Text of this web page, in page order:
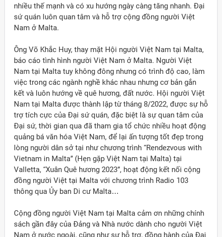
Việt Nam ở nước ngoài
nhiều thế mạnh và có xu hướng ngày càng tăng nhanh. Đại
sứ quán luôn quan tâm và hỗ trợ cộng đồng người Việt
Nam ở Malta.
Ông Võ Khắc Huy, thay mặt Hội người Việt Nam tại Malta,
báo cáo tình hình người Việt Nam ở Malta. Người Việt
Nam tại Malta tuy không đông nhưng có trình độ cao, làm
việc trong các ngành nghề khác nhau nhưng cơ bản gắn
kết và luôn hướng về quê hương, đất nước. Hội người Việt
Nam tại Malta được thành lập từ tháng 8/2022, được sự hỗ
trợ tích cực của Đại sứ quán, đặc biệt là sự quan tâm của
Đại sứ, thời gian qua đã tham gia tổ chức nhiều hoạt động
quảng bá văn hóa Việt Nam, để lại ấn tượng tốt đẹp trong
lòng người dân sở tại như chương trình “Rendezvous with
Vietnam in Malta” (Hẹn gặp Việt Nam tại Malta) tại
Valletta, “Xuân Quê hương 2023”, hoạt động kết nối cộng
đồng người Việt tại Malta với chương trình Radio 103
thông qua Ủy ban Di cư Malta…
Cộng đồng người Việt Nam tại Malta cảm ơn những chính
sách gần đây của Đảng và Nhà nước dành cho người Việt
Nam ở nước ngoài, cũng như sự hỗ trợ, đồng hành của Đại